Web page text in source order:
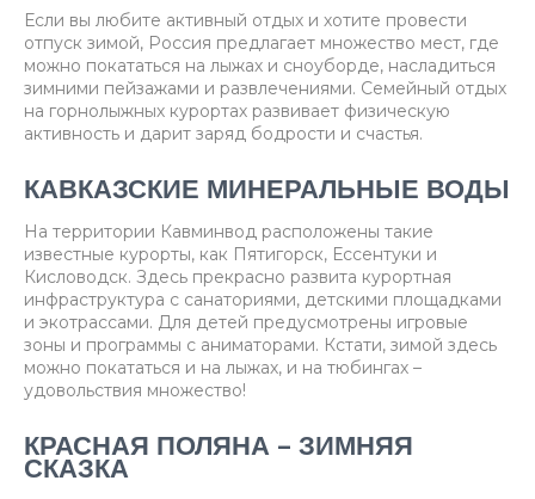
Если вы любите активный отдых и хотите провести
отпуск зимой, Россия предлагает множество мест, где
можно покататься на лыжах и сноуборде, насладиться
зимними пейзажами и развлечениями. Семейный отдых
на горнолыжных курортах развивает физическую
активность и дарит заряд бодрости и счастья.
КАВКАЗСКИЕ МИНЕРАЛЬНЫЕ ВОДЫ
На территории Кавминвод расположены такие
известные курорты, как Пятигорск, Ессентуки и
Кисловодск. Здесь прекрасно развита курортная
инфраструктура с санаториями, детскими площадками
и экотрассами. Для детей предусмотрены игровые
зоны и программы с аниматорами. Кстати, зимой здесь
можно покататься и на лыжах, и на тюбингах –
удовольствия множество!
КРАСНАЯ ПОЛЯНА – ЗИМНЯЯ
СКАЗКА